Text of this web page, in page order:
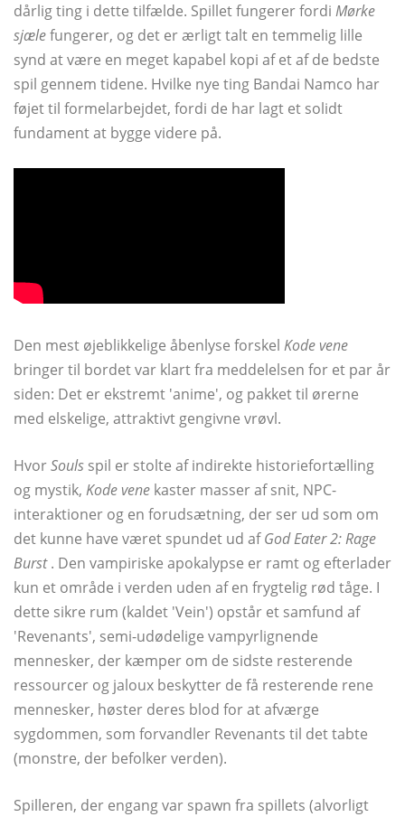
dårlig ting i dette tilfælde. Spillet fungerer fordi Mørke
sjælefungerer, og det er ærligt talt en temmelig lille
synd at være en meget kapabel kopi af et af de bedste
spil gennem tidene. Hvilke nye ting Bandai Namco har
føjet til formelarbejdet, fordi de har lagt et solidt
fundament at bygge videre på.
Den mest øjeblikkelige åbenlyse forskel Kode vene
bringer til bordet var klart fra meddelelsen for et par år
siden: Det er ekstremt 'anime', og pakket til ørerne
med elskelige, attraktivt gengivne vrøvl.
HvorSouls spil er stolte af indirekte historiefortælling
og mystik, Kode vene kaster masser af snit, NPC-
interaktioner og en forudsætning, der ser ud som om
det kunne have været spundet ud afGod Eater 2: Rage
Burst. Den vampiriske apokalypse er ramt og efterlader
kun et område i verden uden af ​​en frygtelig rød tåge. I
dette sikre rum (kaldet 'Vein') opstår et samfund af
'Revenants', semi-udødelige vampyrlignende
mennesker, der kæmper om de sidste resterende
ressourcer og jaloux beskytter de få resterende rene
mennesker, høster deres blod for at afværge
sygdommen, som forvandler Revenants til det tabte
(monstre, der befolker verden).
Spilleren, der engang var spawn fra spillets (alvorligt